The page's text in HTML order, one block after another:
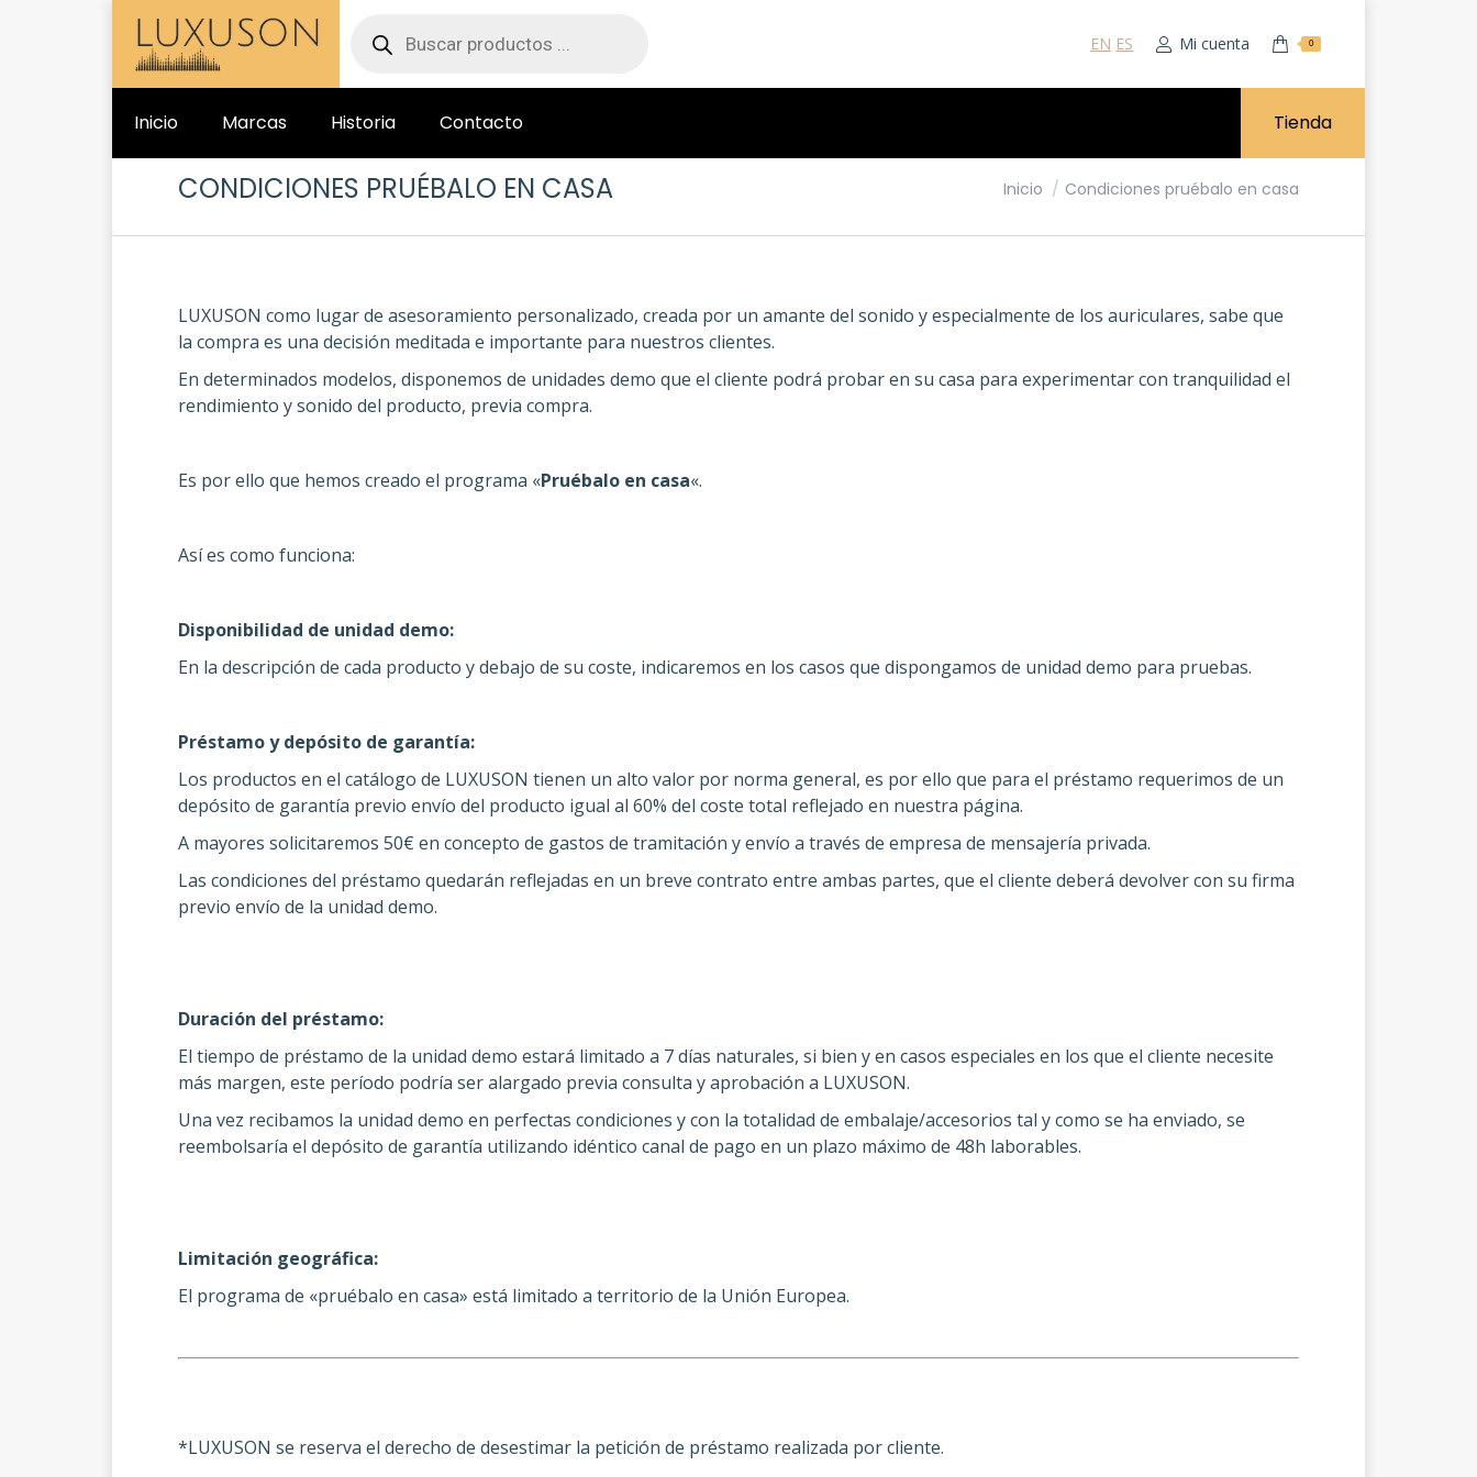
EN ES Mi cuenta 0
Inicio Marcas Historia Contacto Tienda
CONDICIONES PRUÉBALO EN CASA Estás aquí:
Inicio Condiciones pruébalo en casa
LUXUSON como lugar de asesoramiento personalizado, creada por un amante del sonido y especialmente de los auriculares, sabe que
la compra es una decisión meditada e importante para nuestros clientes.
En determinados modelos, disponemos de unidades demo que el cliente podrá probar en su casa para experimentar con tranquilidad el
rendimiento y sonido del producto, previa compra.
Es por ello que hemos creado el programa «Pruébalo en casa«.
Así es como funciona:
Disponibilidad de unidad demo:
En la descripción de cada producto y debajo de su coste, indicaremos en los casos que dispongamos de unidad demo para pruebas.
Préstamo y depósito de garantía:
Los productos en el catálogo de LUXUSON tienen un alto valor por norma general, es por ello que para el préstamo requerimos de un
depósito de garantía previo envío del producto igual al 60% del coste total reflejado en nuestra página.
A mayores solicitaremos 50€ en concepto de gastos de tramitación y envío a través de empresa de mensajería privada.
Las condiciones del préstamo quedarán reflejadas en un breve contrato entre ambas partes, que el cliente deberá devolver con su firma
previo envío de la unidad demo.
Duración del préstamo:
El tiempo de préstamo de la unidad demo estará limitado a 7 días naturales, si bien y en casos especiales en los que el cliente necesite
más margen, este período podría ser alargado previa consulta y aprobación a LUXUSON.
Una vez recibamos la unidad demo en perfectas condiciones y con la totalidad de embalaje/accesorios tal y como se ha enviado, se
reembolsaría el depósito de garantía utilizando idéntico canal de pago en un plazo máximo de 48h laborables.
Limitación geográfica:
El programa de «pruébalo en casa» está limitado a territorio de la Unión Europea.
*LUXUSON se reserva el derecho de desestimar la petición de préstamo realizada por cliente.